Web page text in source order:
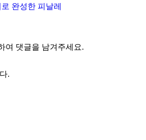
완성한 피날레
여 댓글을 남겨주세요.
.